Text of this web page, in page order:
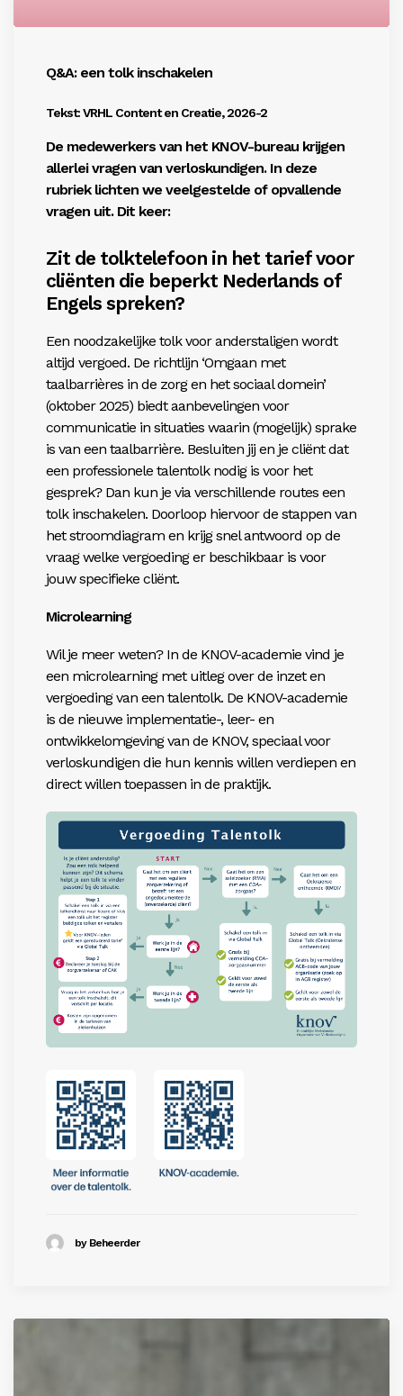
Q&A: een tolk inschakelen
Tekst: VRHL Content en Creatie, 2026-2
De medewerkers van het KNOV-bureau krijgen
allerlei vragen van verloskundigen. In deze
rubriek lichten we veelgestelde of opvallende
vragen uit. Dit keer:
Zit de tolktelefoon in het tarief voor
cliënten die beperkt Nederlands of
Engels spreken?
Een noodzakelijke tolk voor anderstaligen wordt
altijd vergoed. De richtlijn ‘Omgaan met
taalbarrières in de zorg en het sociaal domein’
(oktober 2025) biedt aanbevelingen voor
communicatie in situaties waarin (mogelijk) sprake
is van een taalbarrière. Besluiten jij en je cliënt dat
een professionele talentolk nodig is voor het
gesprek? Dan kun je via verschillende routes een
tolk inschakelen. Doorloop hiervoor de stappen van
het stroomdiagram en krijg snel antwoord op de
vraag welke vergoeding er beschikbaar is voor
jouw specifieke cliënt.
Microlearning
Wil je meer weten? In de KNOV-academie vind je
een microlearning met uitleg over de inzet en
vergoedingvan een talentolk. De KNOV-academie
is de nieuwe implementatie-, leer- en
ontwikkelomgeving van de KNOV, speciaal voor
verloskundigen die hun kennis willen verdiepen en
direct willen toepassen in de praktijk.
by Beheerder